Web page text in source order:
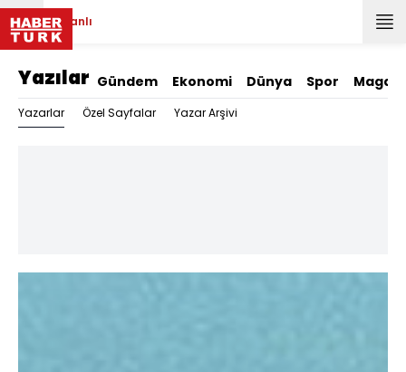
Canlı
Yazılar Gündem Ekonomi Dünya Spor
Yazarlar Özel Sayfalar Yazar Arşivi